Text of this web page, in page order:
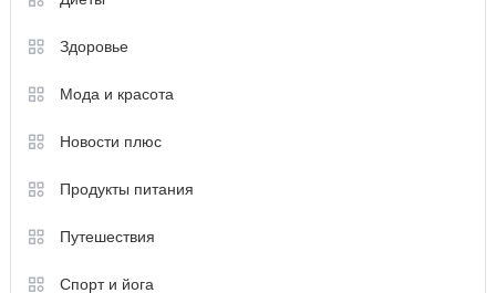
Здоровье
Мода и красота
Новости плюс
Продукты питания
Путешествия
Спорт и йога